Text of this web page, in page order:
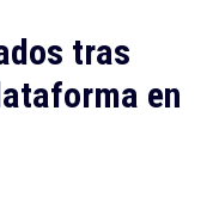
tras
en